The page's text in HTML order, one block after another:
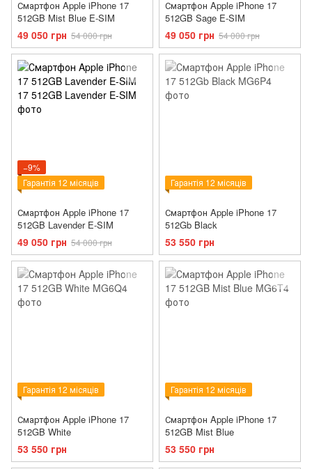
Смартфон Apple iPhone 17
512GB Mist Blue E-SIM
49 050 грн 54 000 грн
Смартфон Apple iPhone 17
512GB Sage E-SIM
49 050 грн 54 000 грн
−9%
Гарантія 12 місяців
Смартфон Apple iPhone 17
512GB Lavender E-SIM
49 050 грн 54 000 грн
Гарантія 12 місяців
Смартфон Apple iPhone 17
512Gb Black
53 550 грн
Гарантія 12 місяців
Смартфон Apple iPhone 17
512GB White
53 550 грн
Гарантія 12 місяців
Смартфон Apple iPhone 17
512GB Mist Blue
53 550 грн